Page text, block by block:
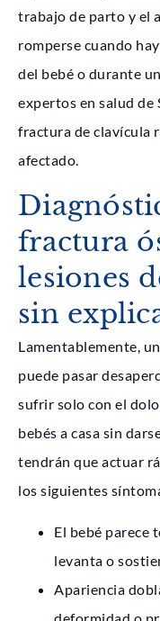
trabajo de parto y el
romperse cuando
del bebé o durante
expertos en salud de
fractura de clavícula
afectado.
fractura
lesiones
sin
Lamentablemente,
puede pasar
sufrir solo con el
bebés a casa sin
tendrán que actuar
los siguientes
El bebé parece
levanta o
Apariencia